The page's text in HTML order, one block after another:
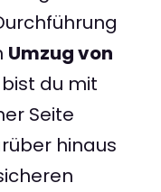
Umzug von
bist du mit
Seite
hinaus